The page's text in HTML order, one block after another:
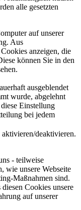
alle gesetzten
auf unserer
Aus
anzeigen, die
können Sie in den
ausgeblendet
wurde, abgelehnt
Einstellung
bei jedem
deaktivieren.
- teilweise
wie unsere Webseite
Maßnahmen sind.
Cookies unsere
auf unserer